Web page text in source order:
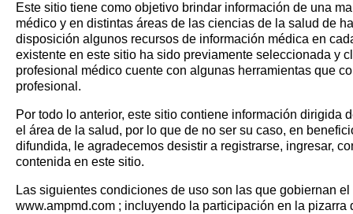
Este sitio tiene como objetivo brindar información de una
médico y en distintas áreas de las ciencias de la salud de
disposición algunos recursos de información médica en
existente en este sitio ha sido previamente seleccionada y
profesional médico cuente con algunas herramientas que
profesional.
Por todo lo anterior, este sitio contiene información
el área de la salud, por lo que de no ser su caso, en
difundida, le agradecemos desistir a registrarse, ingresar,
contenida en este sitio.
Las siguientes condiciones de uso son las que gobiernan
www.ampmd.com ; incluyendo la participación en la